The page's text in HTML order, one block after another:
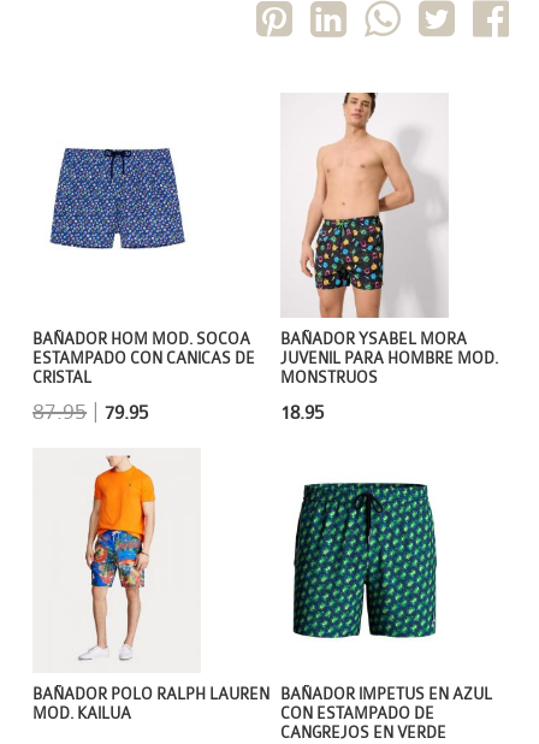
BAÑADOR YSABEL MORA
JUVENIL PARA HOMBRE MOD.
MONSTRUOS
18.95
BAÑADOR HOM MOD. SOCOA
ESTAMPADO CON CANICAS DE
CRISTAL
87.95 |79.95
BAÑADOR IMPETUS EN AZUL
CON ESTAMPADO DE
CANGREJOS EN VERDE
BAÑADOR POLO RALPH LAUREN
MOD. KAILUA